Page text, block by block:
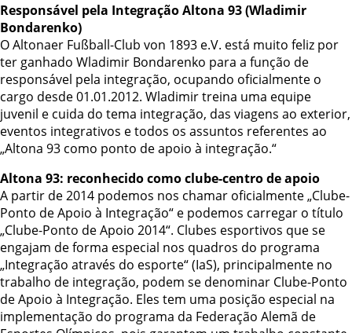
Responsável pela Integração Altona 93 (Wladimir
Bondarenko)
O Altonaer Fußball-Club von 1893 e.V. está muito feliz por
ter ganhado Wladimir Bondarenko para a função de
responsável pela integração, ocupando oficialmente o
cargo desde 01.01.2012. Wladimir treina uma equipe
juvenil e cuida do tema integração, das viagens ao exterior,
eventos integrativos e todos os assuntos referentes ao
„Altona 93 como ponto de apoio à integração.“
Altona 93: reconhecido como clube-centro de apoio
A partir de 2014 podemos nos chamar oficialmente „Clube-
Ponto de Apoio à Integração“ e podemos carregar o título
„Clube-Ponto de Apoio 2014“. Clubes esportivos que se
engajam de forma especial nos quadros do programa
„Integração através do esporte“ (IaS), principalmente no
trabalho de integração, podem se denominar Clube-Ponto
de Apoio à Integração. Eles tem uma posição especial na
implementação do programa da Federação Alemã de